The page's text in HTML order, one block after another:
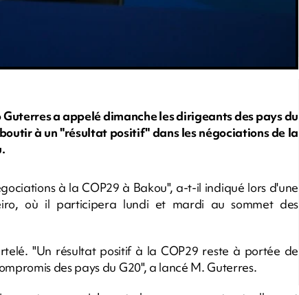
a appelé dimanche les dirigeants des pays du
à un "résultat positif" dans les négociations de la
à la COP29 à Bakou", a-t-il indiqué lors d'une
où il participera lundi et mardi au sommet des
"Un résultat positif à la COP29 reste à portée de
des pays du G20", a lancé M. Guterres.